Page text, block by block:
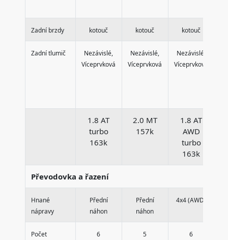
Zadní brzdy kotouč kotouč kotouč
Zadní tlumič
Nezávislé,
Víceprvková
Nezávislé,
Víceprvková
Nezávislé,
Víceprvková
1.8 AT
turbo
163k
2.0 MT
157k
1.8 AT
AWD
turbo
163k
Převodovka a řazení
Hnané
nápravy
Přední
náhon
Přední
náhon
4x4 (AWD)
Počet
6 5 6